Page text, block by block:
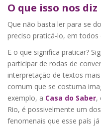
O que isso nos
Que não basta ler para se
preciso praticá-lo, em todos
E o que significa praticar?
participar de rodas de
interpretação de textos
comum que se costuma
exemplo, a Casa do Saber,
Rio, é possivelmente um
fenomenais que esse país